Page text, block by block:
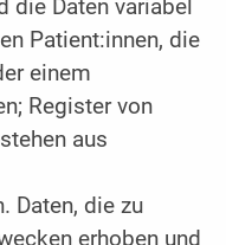
die Daten variabel
Patient:innen, die
einem
Register von
aus
Daten, die zu
erhoben und